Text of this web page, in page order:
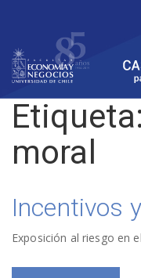
Etiqueta:
moral
Incentivos
Exposición al riesgo en